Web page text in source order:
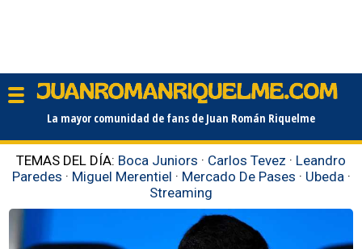
La mayor comunidad de fans de Juan Román Riquelme
TEMAS DEL DÍA: Boca Juniors · Carlos Tevez · Leandro
Paredes · Miguel Merentiel · Mercado De Pases · Ubeda ·
Streaming